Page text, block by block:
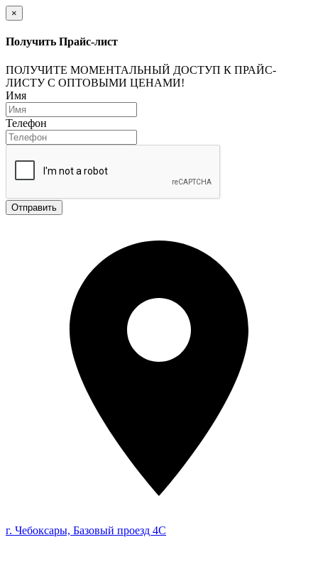
×
Получить Прайс-лист
ПОЛУЧИТЕ МОМЕНТАЛЬНЫЙ ДОСТУП К ПРАЙС-
ЛИСТУ С ОПТОВЫМИ ЦЕНАМИ!
Имя
Телефон
Отправить
г. Чебоксары, Базовый проезд 4С